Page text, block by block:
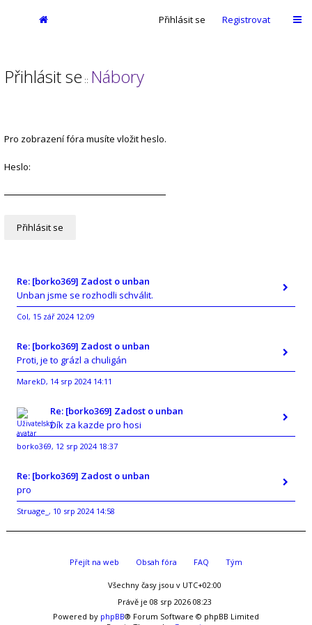
Přihlásit se Registrovat
Přihlásit se :: Nábory
Pro zobrazení fóra musíte vložit heslo.
Heslo:
Re: [borko369] Zadost o unban
Unban jsme se rozhodli schválit.
Col, 15 zář 2024 12:09
Re: [borko369] Zadost o unban
Proti, je to grázl a chuligán
MarekD, 14 srp 2024 14:11
Re: [borko369] Zadost o unban
Dík za kazde pro hosi
borko369, 12 srp 2024 18:37
Re: [borko369] Zadost o unban
pro
Struage_ , 10 srp 2024 14:58
Přejít na web Obsah fóra FAQ Tým
Všechny časy jsou v UTC+02:00
Právě je 08 srp 2026 08:23
Powered by phpBB® Forum Software © phpBB Limited